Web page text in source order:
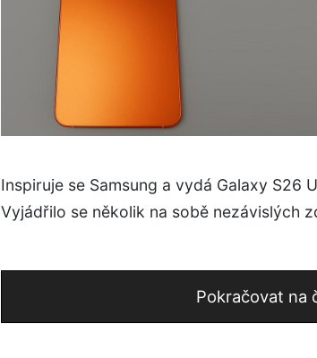
Inspiruje se Samsung a vydá Galaxy S26
Vyjádřilo se několik na sobě nezávislých
Pokračovat na